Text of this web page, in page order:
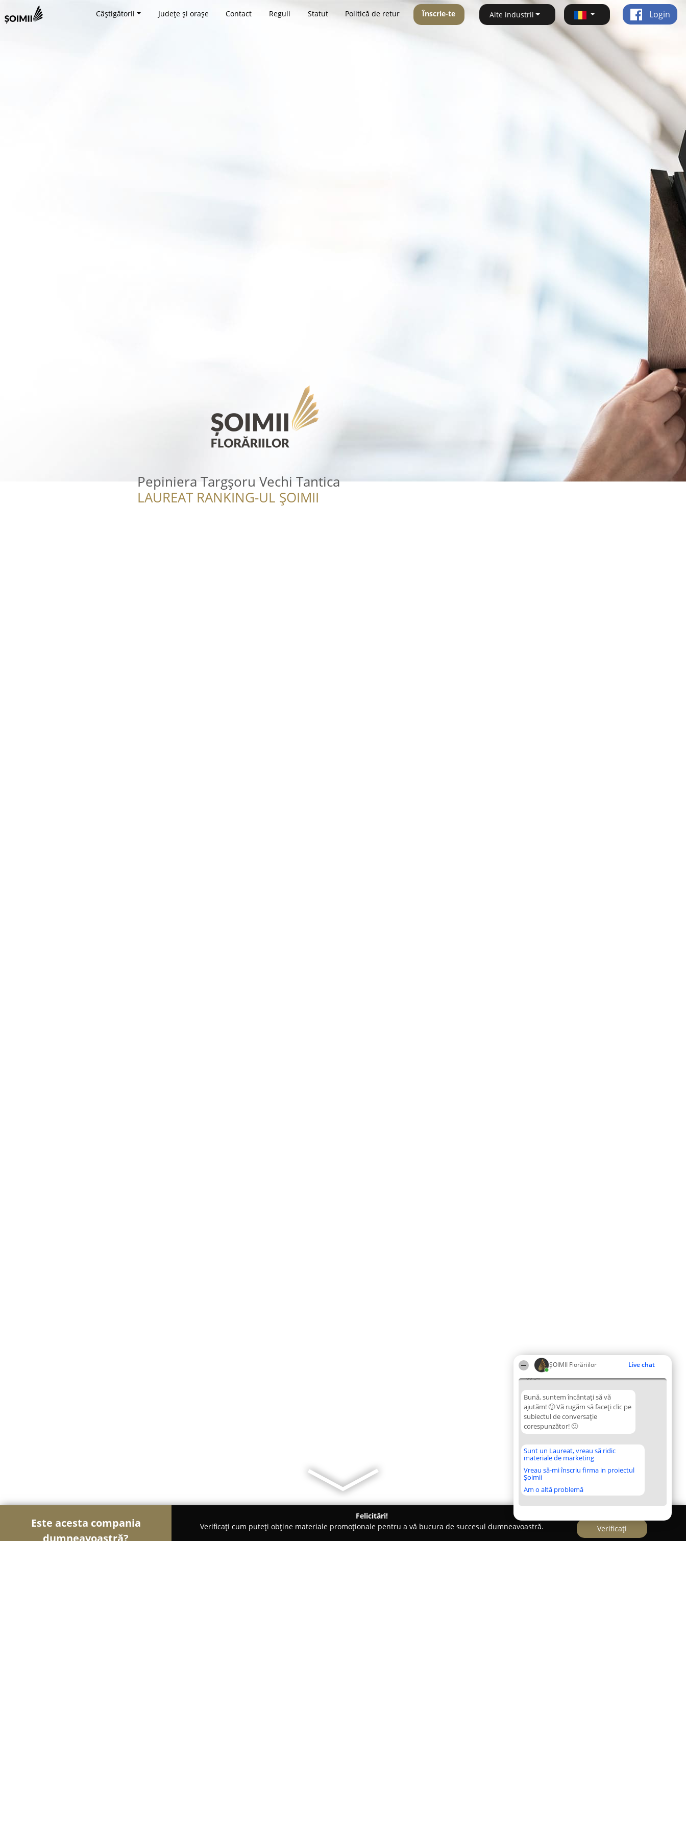
ȘOIMII Florăriilor Live chat
00:54
Bună, suntem încântați să vă
ajutăm! 🙂 Vă rugăm să faceți clic pe
subiectul de conversație
corespunzător! 🙂
Sunt un Laureat, vreau să ridic
materiale de marketing
Vreau să-mi înscriu firma in proiectul
Șoimii
Am o altă problemă
Câștigătorii Județe și orașe Contact Reguli Statut Politică de retur Înscrie-te Alte industrii Login
Pepiniera Targșoru Vechi Tantica
LAUREAT RANKING-UL ȘOIMII
Este acesta compania
dumneavoastră?
Felicitări!
Verificați cum puteți obține materiale promoționale pentru a vă bucura de succesul dumneavoastră.
Verificați